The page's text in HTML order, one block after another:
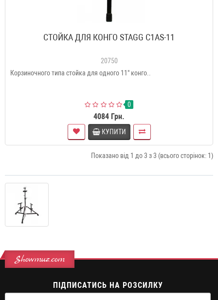
СТОЙКА ДЛЯ КОНГО STAGG C1AS-11
20750
Корзиночного типа стойка для одного 11" конго..
0
4084 Грн.
КУПИТИ
Показано від 1 до 3 з 3 (всього сторінок: 1)
Showmuz.com
ПІДПИСАТИСЬ НА РОЗСИЛКУ